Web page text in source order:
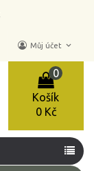
Můj účet keyboard_arrow_down
Košík
0
0 Kč